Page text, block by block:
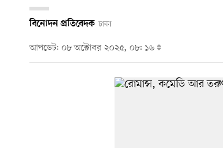
বিনোদন প্রতিবেদক ঢাকা
আপডেট: ০৮ অক্টোবর ২০২৫, ০৮: ১৬